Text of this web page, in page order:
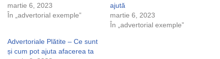
martie 6, 2023
În „advertorial exemple”
ajută
martie 6, 2023
În „advertorial exemple”
Advertoriale Plătite – Ce sunt
și cum pot ajuta afacerea ta